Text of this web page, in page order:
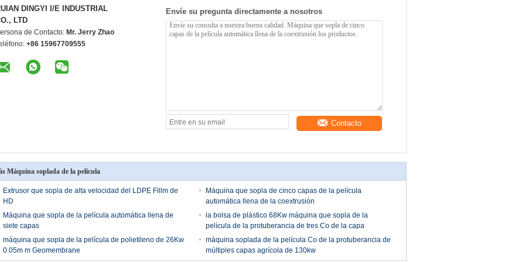
DINGYI I/E INDUSTRIAL
LTD
de Contacto: Mr. Jerry Zhao
+86 15967709555
Envíe su pregunta directamente a nosotros
Contacto
Máquina soplada de la película
Extrusor que sopla de alta velocidad del LDPE Fillm de
HD
Máquina que sopla de cinco capas de la película
automática llena de la coextrusión
Máquina que sopla de la película automática llena de
siete capas
la bolsa de plástico 68Kw máquina que sopla de la
película de la protuberancia de tres Co de la capa
máquina que sopla de la película de polietileno de 26Kw
0.05m m Geomembrane
máquina soplada de la película Co de la protuberancia de
múltiples capas agrícola de 130kw